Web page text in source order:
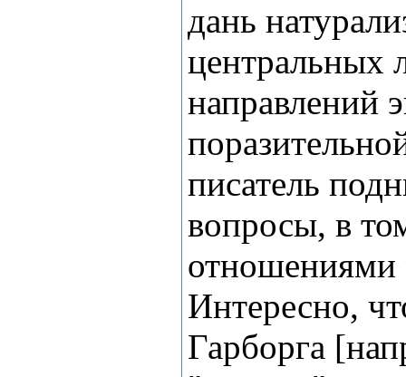
дань
центральных
направлений
писатель
вопросы, в
Интересно,
Гарборга